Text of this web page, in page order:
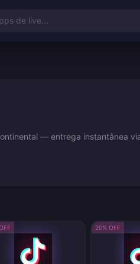
de live...
— entrega instantânea
20% OFF